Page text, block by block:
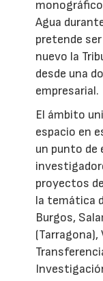
Agua
pretende
nuevo la
desde una
empresarial.
El ámbito
espacio en
un punto de
proyectos
la temática
Burgos,
(Tarragona),